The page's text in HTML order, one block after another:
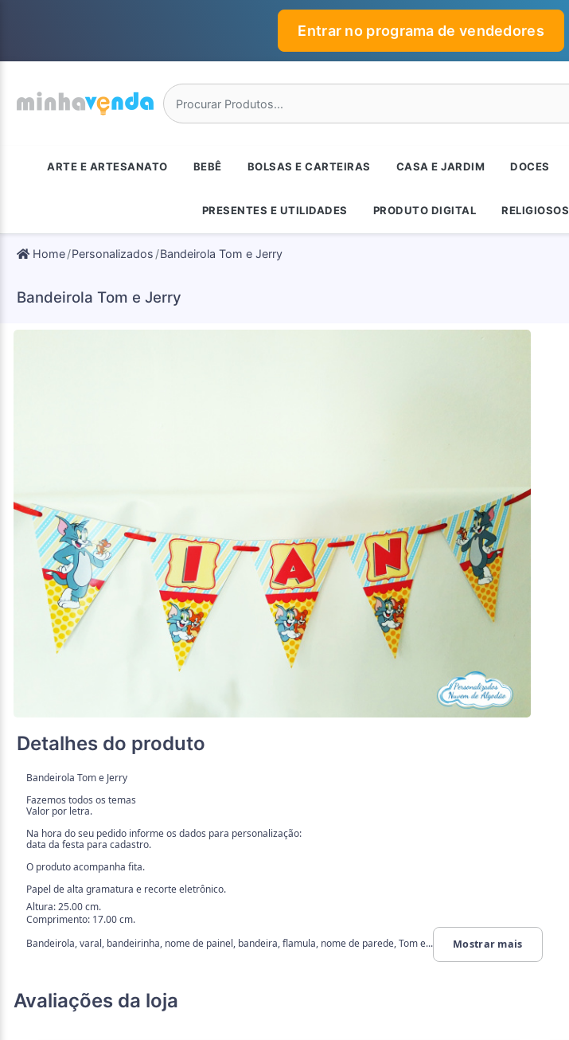
Entrar no programa de vendedores
ARTE E ARTESANATO BEBÊ BOLSAS E CARTEIRAS CASA E JARDIM DOCES
PRESENTES E UTILIDADES PRODUTO DIGITAL RELIGIOSOS
Home Personalizados Bandeirola Tom e Jerry
Bandeirola Tom e Jerry
Detalhes do produto
Bandeirola Tom e Jerry
Fazemos todos os temas
Valor por letra.
Na hora do seu pedido informe os dados para personalização:
data da festa para cadastro.
O produto acompanha fita.
Papel de alta gramatura e recorte eletrônico.
Altura: 25.00 cm.
Comprimento: 17.00 cm.
Bandeirola, varal, bandeirinha, nome de painel, bandeira, flamula, nome de parede, Tom e...
Mostrar mais
Avaliações da loja